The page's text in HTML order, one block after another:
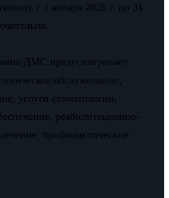
с 1 января 2026 г. по 31
ДМС предусматривает
обслуживание,
услуги стоматологии,
реабилитационно-
профилактические